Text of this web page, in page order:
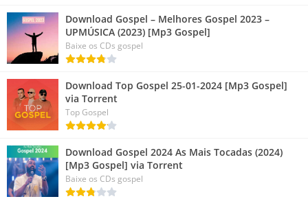
Download Gospel – Melhores Gospel 2023 –
UPMÚSICA (2023) [Mp3 Gospel]
Baixe os CDs gospel
Download Top Gospel 25-01-2024 [Mp3 Gospel]
via Torrent
Top Gospel
Download Gospel 2024 As Mais Tocadas (2024)
[Mp3 Gospel] via Torrent
Baixe os CDs gospel